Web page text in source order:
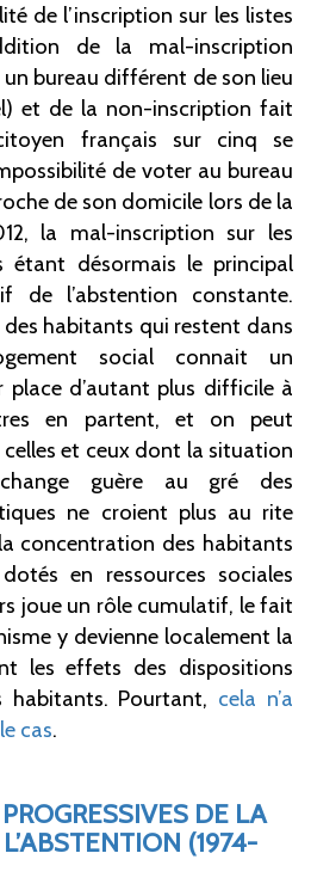
de l’inscription sur les listes
de la mal-inscription
bureau différent de son lieu
et de la non-inscription fait
français sur cinq se
de voter au bureau
de son domicile lors de la
la mal-inscription sur les
étant désormais le principal
de l’abstention constante.
habitants qui restent dans
social connait un
place d’autant plus difficile à
en partent, et on peut
et ceux dont la situation
guère au gré des
ne croient plus au rite
concentration des habitants
en ressources sociales
joue un rôle cumulatif, le fait
y devienne localement la
les effets des dispositions
habitants. Pourtant, cela n’a
cas.
DE LA
(1974-